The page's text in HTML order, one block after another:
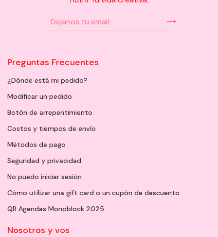
Preguntas Frecuentes
¿Dónde está mi pedido?
Modificar un pedido
Botón de arrepentimiento
Costos y tiempos de envío
Métodos de pago
Seguridad y privacidad
No puedo iniciar sesión
Cómo utilizar una gift card o un cupón de descuento
QR Agendas Monoblock 2025
Nosotros y vos